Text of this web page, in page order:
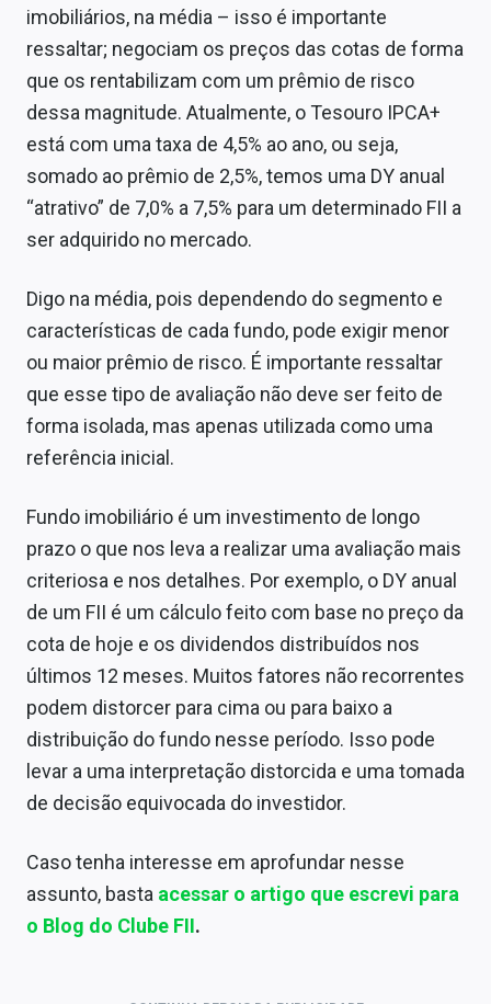
imobiliários, na média – isso é importante
ressaltar; negociam os preços das cotas de forma
que os rentabilizam com um prêmio de risco
dessa magnitude. Atualmente, o Tesouro IPCA+
está com uma taxa de 4,5% ao ano, ou seja,
somado ao prêmio de 2,5%, temos uma DY anual
“atrativo” de 7,0% a 7,5% para um determinado FII a
ser adquirido no mercado.
Digo na média, pois dependendo do segmento e
características de cada fundo, pode exigir menor
ou maior prêmio de risco. É importante ressaltar
que esse tipo de avaliação não deve ser feito de
forma isolada, mas apenas utilizada como uma
referência inicial.
Fundo imobiliário é um investimento de longo
prazo o que nos leva a realizar uma avaliação mais
criteriosa e nos detalhes. Por exemplo, o DY anual
de um FII é um cálculo feito com base no preço da
cota de hoje e os dividendos distribuídos nos
últimos 12 meses. Muitos fatores não recorrentes
podem distorcer para cima ou para baixo a
distribuição do fundo nesse período. Isso pode
levar a uma interpretação distorcida e uma tomada
de decisão equivocada do investidor.
Caso tenha interesse em aprofundar nesse
assunto, basta acessar o artigo que escrevi para
o Blog do Clube FII.